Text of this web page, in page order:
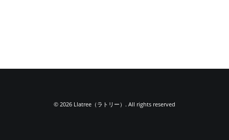
© 2026 Llatree（ラトリー）. All rights reserved